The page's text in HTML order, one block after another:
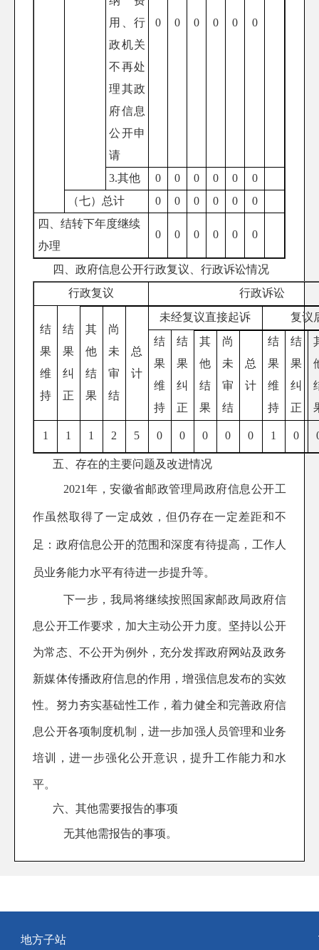
用、行
政机关
不再处
理其政
府信息
公开申
请
0 0 0 0 0 0
3.其他 0 0 0 0 0
0
（七）总计
0 0 0 0 0
0
四、结转下年度继续
办理
0 0 0 0 0 0
四、政府信息公开行政复议、行政诉讼情况
行政复议
行政诉讼
结
果
维
持
结
果
纠
正
其
他
结
果
尚
未
审
结
总
计
未经复议直接起诉
复议
结
果
维
持
结
果
纠
正
其
他
结
果
尚
未
审
结
总
计
结
果
维
持
结
果
纠
正
1 1 1 2 5 0 0 0 0 0 1 0
五、存在的主要问题及改进情况
2021年，安徽省邮政管理局政府信息公开工
作虽然取得了一定成效，但仍存在一定差距和不
足：政府信息公开的范围和深度有待提高 ， 工作人
员业务能力水平有待进一步提升等。
下一步，我局将继续按照国家邮政局政府信
息公开工作要求，加大主动公开力度。坚持以公开
为常态、不公开为例外，充分发挥政府网站及政务
新媒体传播政府信息的作用，增强信息发布的实效
性。 努力夯实基础性工作，着力健全和完善政府信
息公开各项制度机制，进一步加强人员管理和业务
培训，进一步强化公开意识，提升工作能力和水
平。
六、其他需要报告的事项
无其他需报告的事项。
地方子站